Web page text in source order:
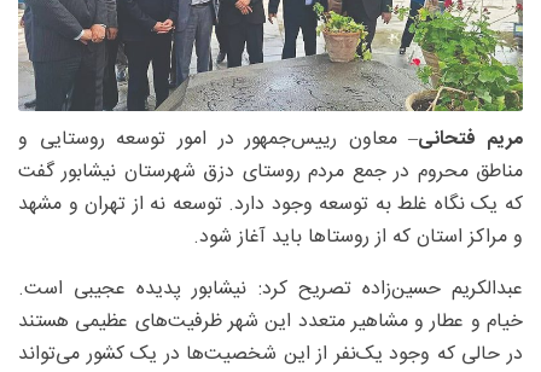
مریم فتحانی– معاون رییس‌جمهور در امور توسعه روستایی و
مناطق محروم در جمع مردم روستای دزق شهرستان نیشابور گفت
که یک نگاه غلط به توسعه وجود دارد. توسعه نه از تهران و مشهد
و مراکز استان که از روستاها باید آغاز شود.
عبدالکریم حسین‌زاده تصریح کرد: نیشابور پدیده عجیبی است.
خیام و عطار و مشاهیر متعدد این شهر ظرفیت‌های عظیمی هستند
در حالی که وجود یک‌نفر از این شخصیت‌ها در یک کشور می‌تواند